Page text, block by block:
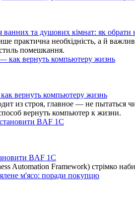
ванних та душових кімнат: як
практична необхідність, а й
помешкання.
вернуть компьютеру жизнь
из строя, главное — не пытаться
вернуть компьютер к жизни.
BAF 1C
Automation Framework) стрімко